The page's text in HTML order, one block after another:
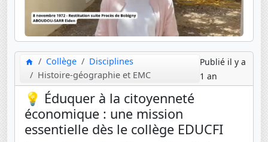
Collège
Disciplines
Histoire-géographie et EMC
Publié il y a
1 an
💡 Éduquer à la citoyenneté
économique : une mission
essentielle dès le collège EDUCFI